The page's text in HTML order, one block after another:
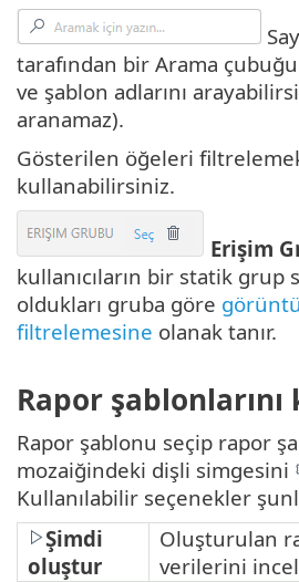
tarafından bir Arama
ve şablon adlarını
aranamaz).
Gösterilen öğeleri
kullanabilirsiniz.
Erişim
kullanıcıların bir statik grup
oldukları gruba göre
filtrelemesine olanak tanır.
Rapor
Rapor şablonu seçip rapor
mozaiğindeki dişli simgesini
Kullanılabilir seçenekler
Şimdi
oluştur
Oluşturulan
verilerini